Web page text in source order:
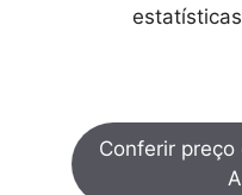
Conferir